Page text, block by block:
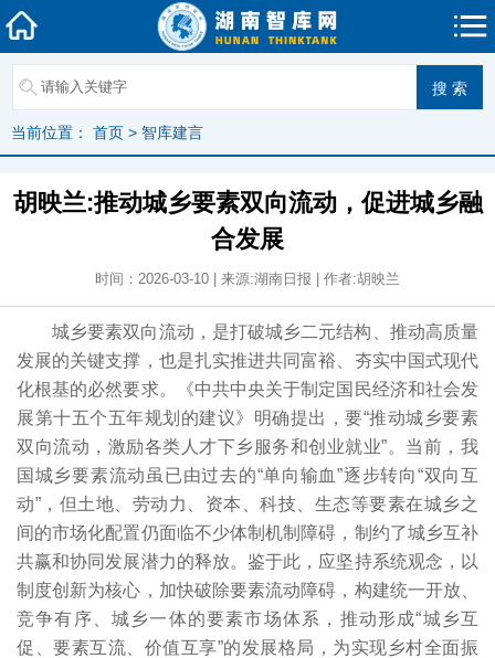
当前位置： 首页 > 智库建言
胡映兰:推动城乡要素双向流动，促进城乡融
合发展
时间：2026-03-10 | 来源:湖南日报 | 作者:胡映兰
城乡要素双向流动，是打破城乡二元结构、推动高质量
发展的关键支撑，也是扎实推进共同富裕、夯实中国式现代
化根基的必然要求。《中共中央关于制定国民经济和社会发
展第十五个五年规划的建议》明确提出，要“推动城乡要素
双向流动，激励各类人才下乡服务和创业就业”。当前，我
国城乡要素流动虽已由过去的“单向输血”逐步转向“双向互
动”，但土地、劳动力、资本、科技、生态等要素在城乡之
间的市场化配置仍面临不少体制机制障碍，制约了城乡互补
共赢和协同发展潜力的释放。鉴于此，应坚持系统观念，以
制度创新为核心，加快破除要素流动障碍，构建统一开放、
竞争有序、城乡一体的要素市场体系，推动形成“城乡互
促、要素互流、价值互享”的发展格局，为实现乡村全面振